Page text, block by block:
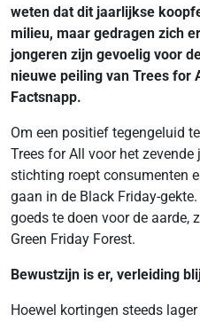
weten dat dit jaarlijkse
milieu, maar gedragen zich
jongeren zijn gevoelig voor
nieuwe peiling van Trees for
Factsnapp.
Om een positief tegengeluid
Trees for All voor het zevende
stichting roept consumenten
gaan in de Black Friday-
goeds te doen voor de aarde,
Green Friday Forest.
Bewustzijn is er, verleiding
Hoewel kortingen steeds